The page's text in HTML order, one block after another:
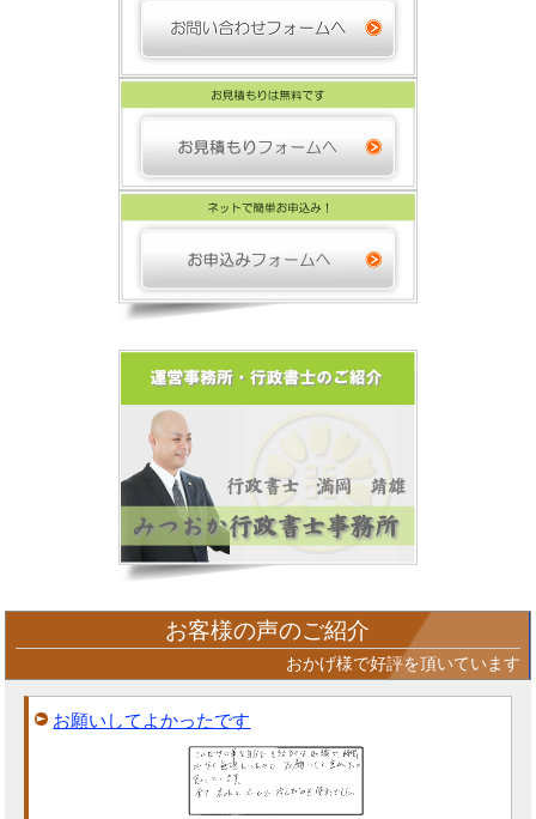
お客様の声のご紹介
おかげ様で好評を頂いています
お願いしてよかったです